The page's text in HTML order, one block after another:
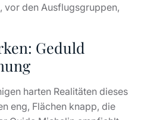
einen Parkplatz
im Ort schwierig
gilt:
nutzen, keine Einfahrten